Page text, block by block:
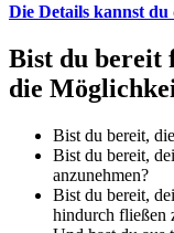
Die Details kannst
Bist du bereit
die
Bist du bereit,
Bist du bereit,
anzunehmen?
Bist du bereit,
hindurch fließen